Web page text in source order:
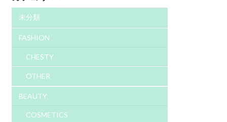
未分類
FASHION
CHESTY
OTHER
BEAUTY
COSMETICS